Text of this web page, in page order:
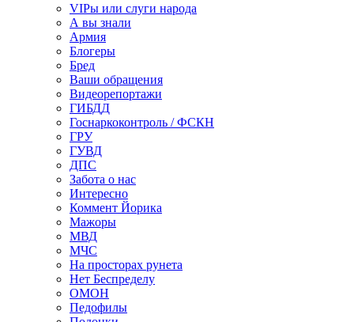
VIPы или слуги народа
А вы знали
Армия
Блогеры
Бред
Ваши обращения
Видеорепортажи
ГИБДД
Госнаркоконтроль / ФСКН
ГРУ
ГУВД
ДПС
Забота о нас
Интересно
Коммент Йорика
Мажоры
МВД
МЧС
На просторах рунета
Нет Беспределу
ОМОН
Педофилы